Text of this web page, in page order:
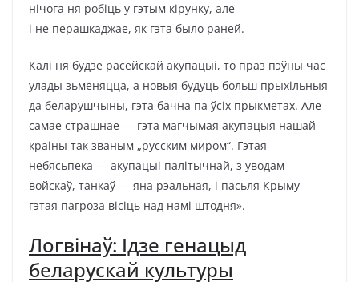
нічога ня робіць у гэтым кірунку, але
і не перашкаджае, як гэта было раней.
Калі ня будзе расейскай акупацыі, то праз пэўны час
улады зьменяцца, а новыя будуць больш прыхільныя
да беларушчыны, гэта бачна па ўсіх прыкметах. Але
самае страшнае — гэта магчымая акупацыя нашай
краіны так званым „русским миром“. Гэтая
небясьпека — акупацыі палітычнай, з уводам
войскаў, танкаў — яна рэальная, і пасьля Крыму
гэтая пагроза вісіць над намі штодня».
Логвінаў: Ідзе генацыд
беларускай культуры